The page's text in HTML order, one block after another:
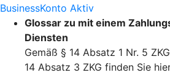
BusinessKonto Aktiv
Glossar zu mit einem
Diensten
Gemäß § 14 Absatz 1 Nr. 5
14 Absatz 3 ZKG finden Sie